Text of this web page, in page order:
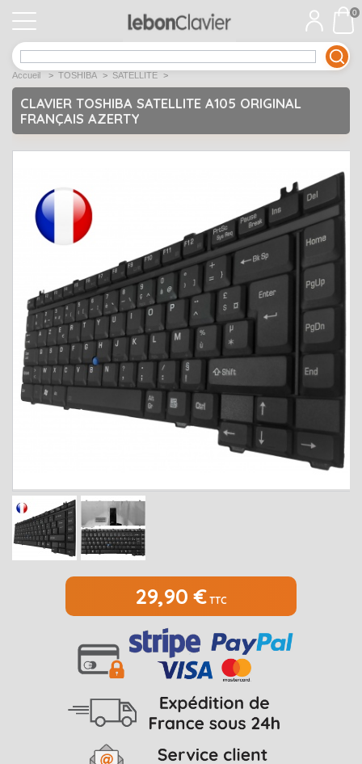
APPLE 1
Open submenu
ACER 12
Open submenu
ASUS
Déstockage
EMACHINES 2
Open submenu
2
Open submenu
HP 17
Open submenu
LENOVO Open submenu
MEDION Open submenu
Open submenu
Open submenu
SAMSUNG
0
Accueil > TOSHIBA > SATELLITE >
CLAVIER TOSHIBA SATELLITE A105 ORIGINAL
FRANÇAIS AZERTY
29,90 € TTC